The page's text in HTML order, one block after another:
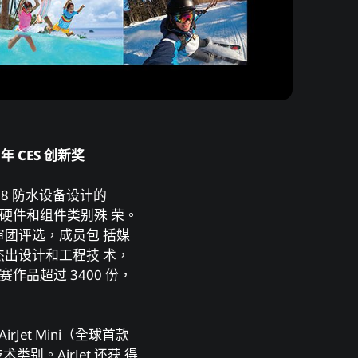
CES 创新奖
防⽔设备设计的
件和组件类别殊 荣。
评选，成员包 括媒
设计和⼯程技 术，
作品超过 3400 份，
Mini（全球⾸款